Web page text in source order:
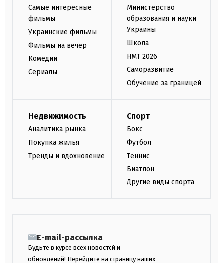
Самые интересные
фильмы
Украинские фильмы
Фильмы на вечер
Комедии
Сериалы
Министерство
образования и науки
Украины
Школа
НМТ 2026
Саморазвитие
Обучение за границей
Недвижимость
Аналитика рынка
Покупка жилья
Тренды и вдохновение
Спорт
Бокс
Футбол
Теннис
Биатлон
Другие виды спорта
E-mail-рассылка
Будьте в курсе всех новостей и
обновлений! Перейдите на страницу наших